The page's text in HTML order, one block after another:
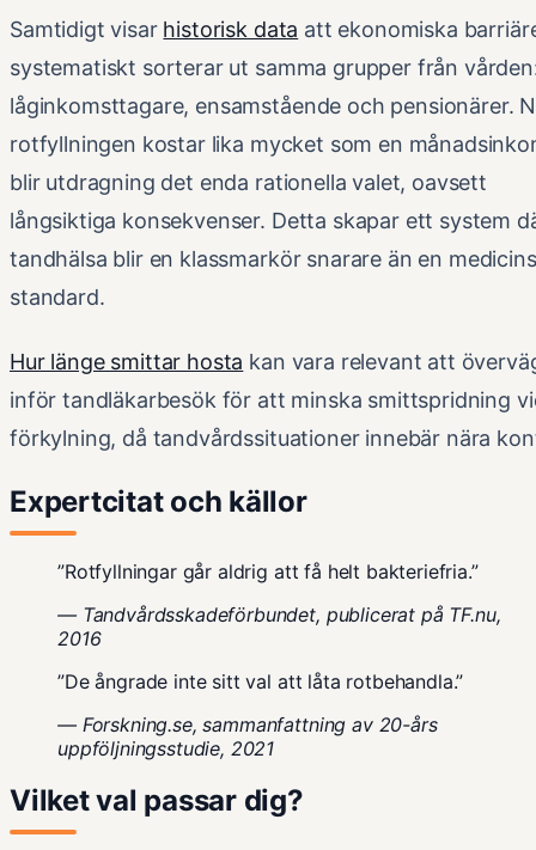
Samtidigt visar historisk data att ekonomiska
systematiskt sorterar ut samma grupper från
låginkomsttagare, ensamstående och pensionärer.
rotfyllningen kostar lika mycket som en
blir utdragning det enda rationella valet, oavsett
långsiktiga konsekvenser. Detta skapar ett system
tandhälsa blir en klassmarkör snarare än en
standard.
Hur länge smittar hosta kan vara relevant att
inför tandläkarbesök för att minska smittspridning
förkylning, då tandvårdssituationer innebär nära
Expertcitat och källor
”Rotfyllningar går aldrig att få helt bakteriefria.”
— Tandvårdsskadeförbundet, publicerat på TF.nu,
2016
”De ångrade inte sitt val att låta rotbehandla.”
— Forskning.se, sammanfattning av 20-års
uppföljningsstudie, 2021
Vilket val passar dig?